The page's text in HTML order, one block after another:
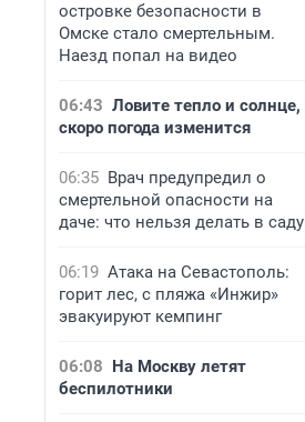
островке безопасности в
Омске стало смертельным.
Наезд попал на видео
06:43 Ловите тепло и солнце,
скоро погода изменится
06:35 Врач предупредил о
смертельной опасности на
даче: что нельзя делать в саду
06:19 Атака на Севастополь:
горит лес, с пляжа «Инжир»
эвакуируют кемпинг
06:08 На Москву летят
беспилотники